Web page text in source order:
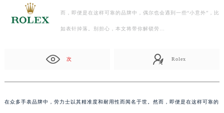
而，即便是在这样可靠的品牌中，偶尔也会遇到一些“小意外”，比
如表针掉落。别担心，本文将带你解锁劳…
次 Rolex
在众多手表品牌中，劳力士以其精准度和耐用性而闻名于世。然而，即便是在这样可靠的